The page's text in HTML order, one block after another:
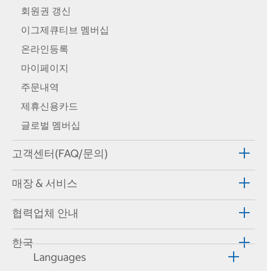
회원권 갱신
이그제큐티브 멤버십
온라인등록
마이페이지
주문내역
제휴신용카드
글로벌 멤버십
고객센터(FAQ/문의)
매장 & 서비스
협력업체 안내
한국
Languages